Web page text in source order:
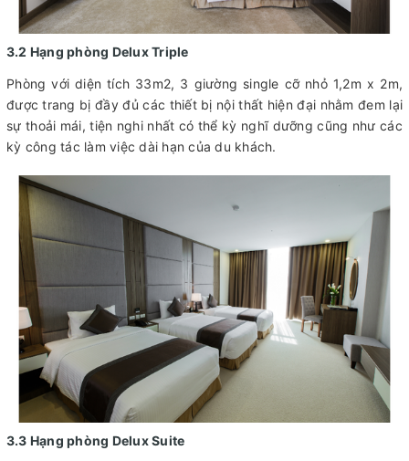
3.2 Hạng phòng Delux Triple
Phòng với diện tích 33m2, 3 giường single cỡ nhỏ 1,2m x 2m,
được trang bị đầy đủ các thiết bị nội thất hiện đại nhằm đem lại
sự thoải mái, tiện nghi nhất có thể kỳ nghĩ dưỡng cũng như các
kỳ công tác làm việc dài hạn của du khách.
3.3 Hạng phòng Delux Suite